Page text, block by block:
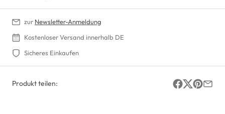
zur Newsletter-Anmeldung
Kostenloser Versand innerhalb DE
Sicheres Einkaufen
Produkt teilen: